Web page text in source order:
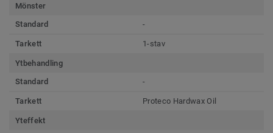
Mönster
Standard
-
Tarkett 1-stav
Ytbehandling
Standard
-
Tarkett Proteco Hardwax Oil
Yteffekt